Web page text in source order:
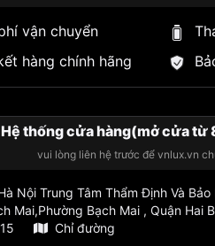
vận chuyển
hàng chính hãng
Hệ thống cửa hàng(mở cửa từ
vui lòng liên hệ trước để vnlux.vn
Nội Trung Tâm Thẩm Định Và Bảo
Mai,Phường Bạch Mai , Quận Hai
Chỉ đường